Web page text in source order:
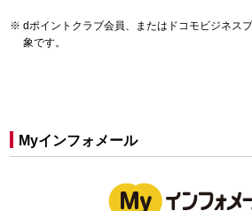
dポイントクラブ会員、またはドコモビジネス
象です。
Myインフォメール